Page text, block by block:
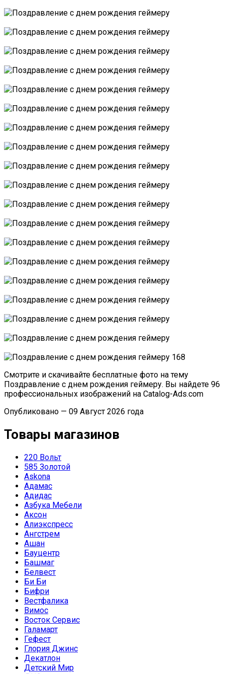
Смотрите и скачивайте бесплатные фото на тему
Поздравление с днем рождения геймеру. Вы найдете 96
профессиональных изображений на Catalog-Ads.com
Опубликовано — 09 Август 2026 года
Товары магазинов
220 Вольт
585 Золотой
Askona
Адамас
Адидас
Азбука Мебели
Аксон
Алиэкспресс
Ангстрем
Ашан
Бауцентр
Башмаг
Белвест
Би Би
Бифри
Вестфалика
Вимос
Восток Сервис
Галамарт
Гефест
Глория Джинс
Декатлон
Детский Мир